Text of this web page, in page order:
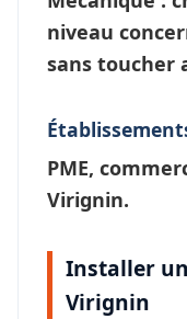
niveau
sans toucher
PME,
Virignin.
Installer
Virignin